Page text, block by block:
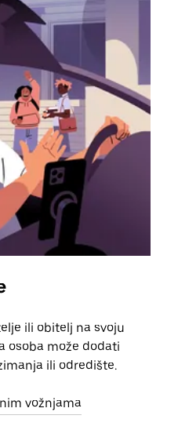
ili obitelj na svoju
osoba može dodati
ili odredište.
vožnjama